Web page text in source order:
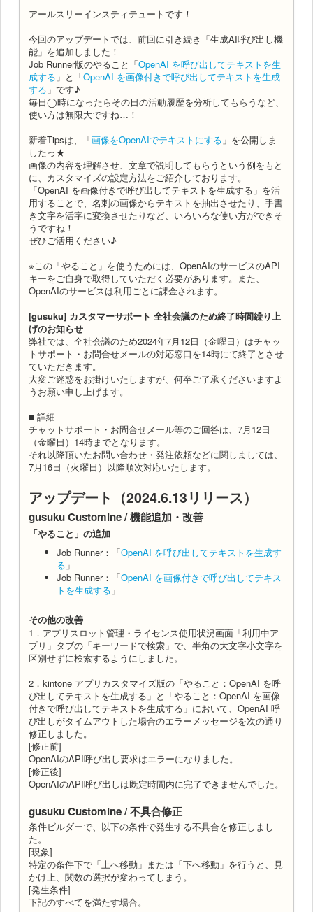
アールスリーインスティテュートです！
今回のアップデートでは、前回に引き続き「生成AI呼び出し機
能」を追加しました！
Job Runner版のやること「OpenAI を呼び出してテキストを生
成する 」と「OpenAI を画像付きで呼び出してテキストを生成
する 」です♪
毎日◯時になったらその日の活動履歴を分析してもらうなど、
使い方は無限大ですね…！
新着Tipsは、「画像をOpenAIでテキストにする 」を公開しま
したっ★
画像の内容を理解させ、文章で説明してもらうという例をもと
に、カスタマイズの設定方法をご紹介しております。
「OpenAI を画像付きで呼び出してテキストを生成する」を活
用することで、名刺の画像からテキストを抽出させたり、手書
き文字を活字に変換させたりなど、いろいろな使い方ができそ
うですね！
ぜひご活用ください♪
※この「やること」を使うためには、OpenAIのサービスのAPI
キーをご自身で取得していただく必要があります。また、
OpenAIのサービスは利用ごとに課金されます。
[gusuku] カスタマーサポート 全社会議のため終了時間繰り上
げのお知らせ
弊社では、全社会議のため2024年7月12日（金曜日）はチャッ
トサポート・お問合せメールの対応窓口を14時にて終了とさせ
ていただきます。
大変ご迷惑をお掛けいたしますが、何卒ご了承くださいますよ
うお願い申し上げます。
■ 詳細
チャットサポート・お問合せメール等のご回答は、7月12日
（金曜日）14時までとなります。
それ以降頂いたお問い合わせ・発注依頼などに関しましては、
7月16日（火曜日）以降順次対応いたします。
アップデート（2024.6.13リリース）
gusuku Customine / 機能追加・改善
「やること」の追加
Job Runner：「OpenAI を呼び出してテキストを生成す
る 」
Job Runner：「OpenAI を画像付きで呼び出してテキス
トを生成する 」
その他の改善
1．アプリスロット管理・ライセンス使用状況画面「利用中ア
プリ」タブの「キーワードで検索」で、半角の大文字小文字を
区別せずに検索するようにしました。
2．kintone アプリカスタマイズ版の「やること：OpenAI を呼
び出してテキストを生成する」と「やること：OpenAI を画像
付きで呼び出してテキストを生成する」において、OpenAI 呼
び出しがタイムアウトした場合のエラーメッセージを次の通り
修正しました。
[修正前]
OpenAIのAPI呼び出し要求はエラーになりました。
[修正後]
OpenAIのAPI呼び出しは既定時間内に完了できませんでした。
gusuku Customine / 不具合修正
条件ビルダーで、以下の条件で発生する不具合を修正しまし
た。
[現象]
特定の条件下で「上へ移動」または「下へ移動」を行うと、見
かけ上、関数の選択が変わってしまう。
[発生条件]
下記のすべてを満たす場合。